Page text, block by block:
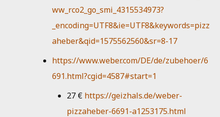
ww_rco2_go_smi_4315534973?
_encoding=UTF8&ie=UTF8&keywords=pizz
aheber&qid=1575562560&sr=8-17
https://www.weber.com/DE/de/zubehoer/6
691.html?cgid=4587#start=1
27 € https://geizhals.de/weber-
pizzaheber-6691-a1253175.html